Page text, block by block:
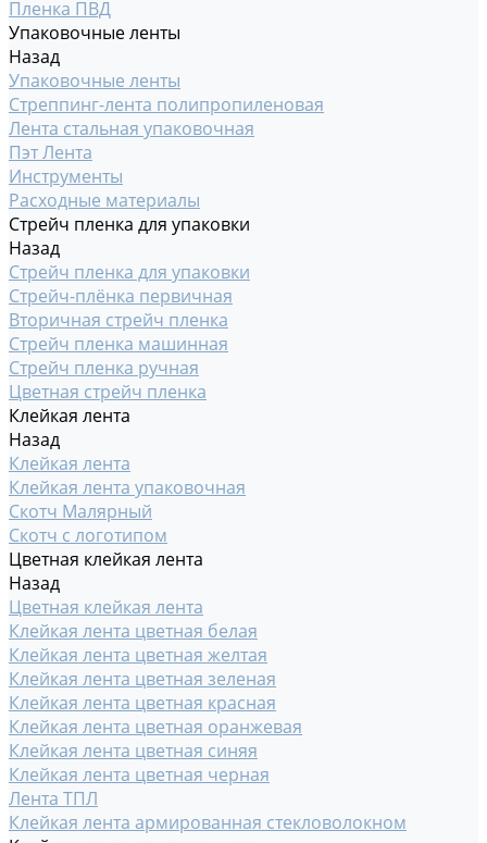
Пленка ПВД
Упаковочные ленты
Назад
Упаковочные ленты
Стреппинг-лента полипропиленовая
Лента стальная упаковочная
Пэт Лента
Инструменты
Расходные материалы
Стрейч пленка для упаковки
Назад
Стрейч пленка для упаковки
Стрейч-плёнка первичная
Вторичная стрейч пленка
Стрейч пленка машинная
Стрейч пленка ручная
Цветная стрейч пленка
Клейкая лента
Назад
Клейкая лента
Клейкая лента упаковочная
Скотч Малярный
Скотч с логотипом
Цветная клейкая лента
Назад
Цветная клейкая лента
Клейкая лента цветная белая
Клейкая лента цветная желтая
Клейкая лента цветная зеленая
Клейкая лента цветная красная
Клейкая лента цветная оранжевая
Клейкая лента цветная синяя
Клейкая лента цветная черная
Лента ТПЛ
Клейкая лента армированная стекловолокном